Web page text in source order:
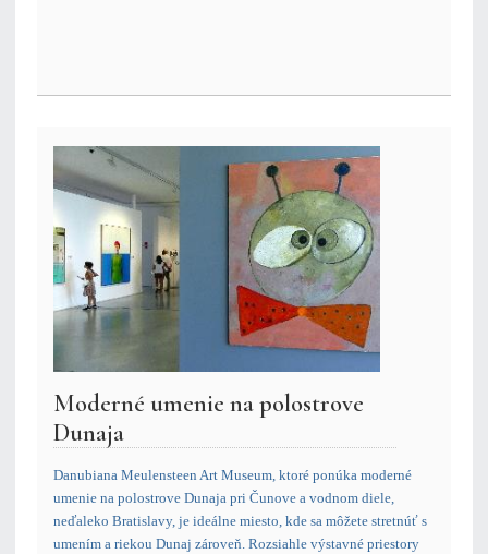
Moderné umenie na polostrove
Dunaja
Danubiana Meulensteen Art Museum, ktoré ponúka moderné
umenie na polostrove Dunaja pri Čunove a vodnom diele,
neďaleko Bratislavy, je ideálne miesto, kde sa môžete stretnúť s
umením a riekou Dunaj zároveň. Rozsiahle výstavné priestory